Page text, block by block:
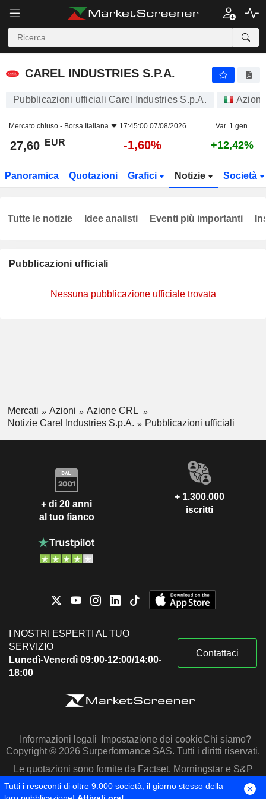
CAREL INDUSTRIES S.P.A.
CAREL INDUSTRIES S.P.A.
Pubblicazioni ufficiali Carel Industries S.p.A. Azioni
Mercato chiuso - Borsa Italiana 17:45:00 07/08/2026 Var. 1 gen.
27,60 EUR -1,60% +12,42%
Panoramica Quotazioni Grafici Notizie Società
Pubblicazioni ufficiali
Nessuna pubblicazione ufficiale trovata
Tutte le notizie Idee analisti Eventi più importanti
Mercati Azioni
Azione CRL
Notizie Carel Industries S.p.A.
Pubblicazioni ufficiali
+ di 20 anni
al tuo fianco
+ 1.300.000
iscritti
I NOSTRI ESPERTI AL TUO
SERVIZIO
Lunedì-Venerdì 09:00-12:00/14:00-
18:00
Contattaci
Informazioni legali Impostazione dei cookieChi siamo?
Copyright © 2026 Surperformance SAS. Tutti i diritti riservati.
Le quotazioni sono fornite da Factset, Morningstar e S&P
Capital IQ
Tutti i resoconti di oltre 9.000 società, il giorno stesso della